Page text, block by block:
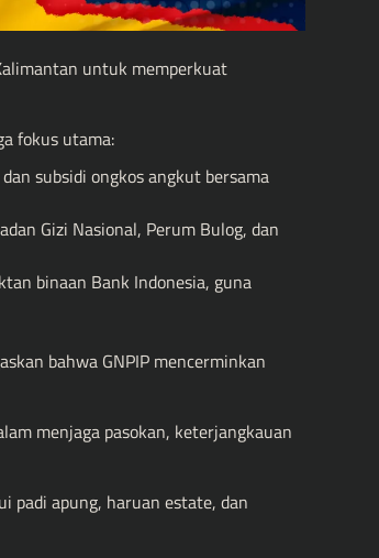
untuk memperkuat
fokus utama:
subsidi ongkos angkut bersama
Gizi Nasional, Perum Bulog, dan
binaan Bank Indonesia, guna
bahwa GNPIP mencerminkan
menjaga pasokan, keterjangkauan
padi apung, haruan estate, dan